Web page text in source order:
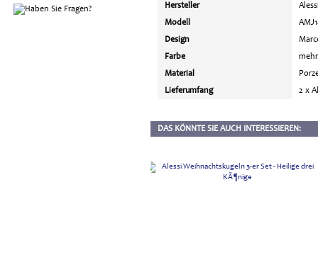
Hersteller
Modell
Design
Farbe
Material
Lieferumfang
2 x
DAS KÖNNTE SIE AUCH INTERESSIEREN: